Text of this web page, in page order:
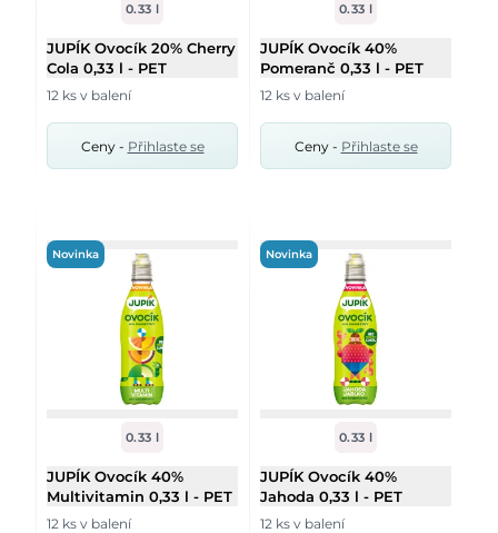
0.33 l
JUPÍK Ovocík 20% Cherry
Cola 0,33 l - PET
12 ks v balení
Ceny - Přihlaste se
0.33 l
JUPÍK Ovocík 40%
Pomeranč 0,33 l - PET
12 ks v balení
Ceny - Přihlaste se
Novinka
0.33 l
JUPÍK Ovocík 40%
Multivitamin 0,33 l - PET
12 ks v balení
Novinka
0.33 l
JUPÍK Ovocík 40%
Jahoda 0,33 l - PET
12 ks v balení